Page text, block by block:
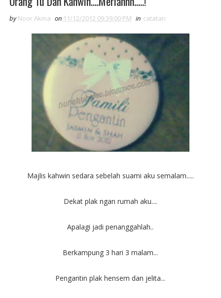
by Noor Akma on 11/12/2012 09:39:00 PM in catatan
Majlis kahwin sedara sebelah suami aku semalam.....
Dekat plak ngan rumah aku....
Apalagi jadi penanggahlah..
Berkampung 3 hari 3 malam...
Pengantin plak hensem dan jelita...